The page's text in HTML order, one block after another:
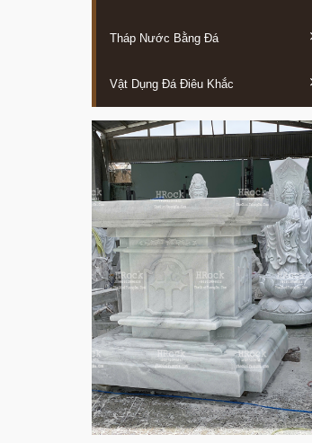
Tháp Nước Bằng Đá
Vật Dụng Đá Điêu Khắc